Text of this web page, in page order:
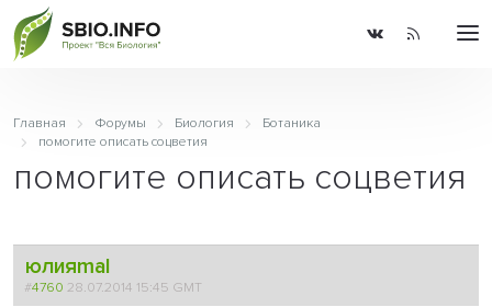
Главная Форумы Биология
Ботаника
помогите описать соцветия
помогите описать соцветия
юлияmal
#4760 28.07.2014 15:45 GMT